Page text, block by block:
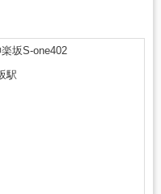
坂S-one402
駅